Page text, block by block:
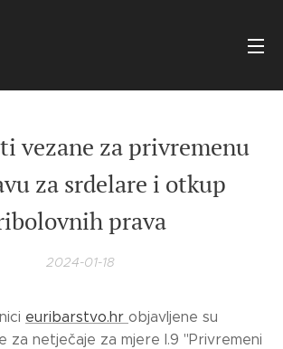
vezane za privremenu
za srdelare i otkup
prava
2024-01-18
euribarstvo.hr objavljene su
za netječaje za mjere I.9 "Privremeni